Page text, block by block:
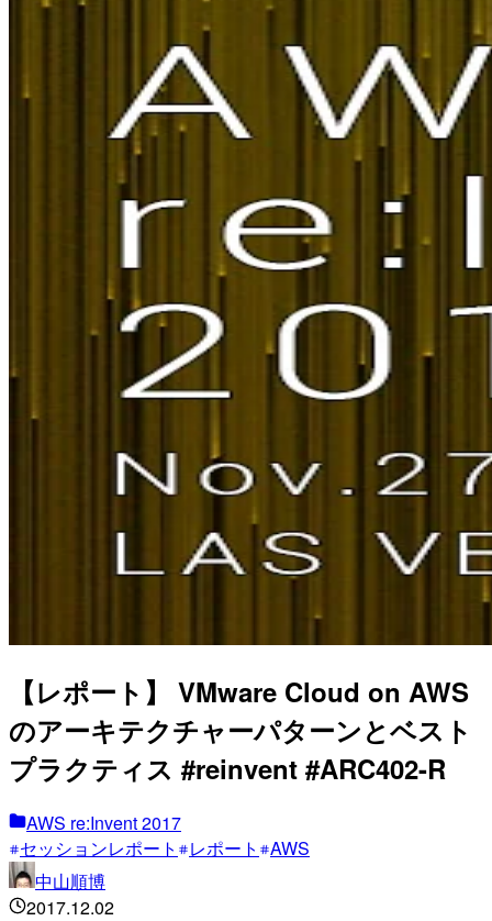
【レポート】 VMware Cloud on AWS
のアーキテクチャーパターンとベスト
プラクティス #reinvent #ARC402-R
AWS re:Invent 2017
セッションレポート
レポート
AWS
中山順博
2017.12.02